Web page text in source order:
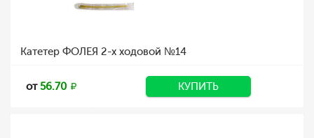
Катетер ФОЛЕЯ 2-х ходовой №14
от56.70 КУПИТЬ